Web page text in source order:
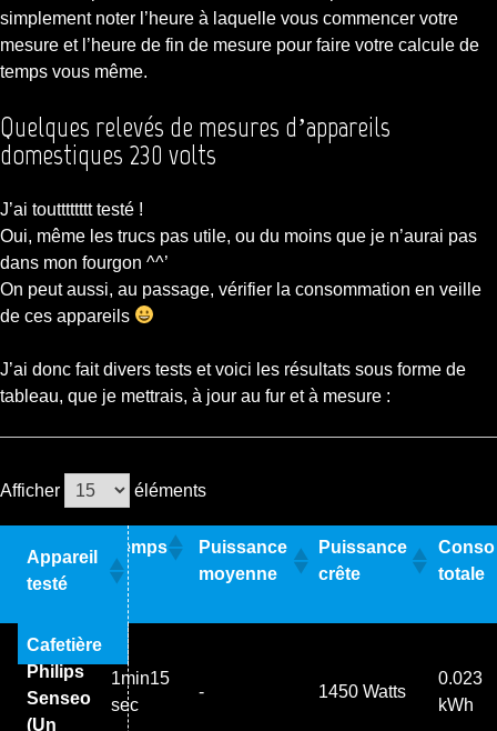
simplement noter l’heure à laquelle vous commencer votre
mesure et l’heure de fin de mesure pour faire votre calcule de
temps vous même.
Quelques relevés de mesures d’appareils
domestiques 230 volts
J’ai toutttttttt testé !
Oui, même les trucs pas utile, ou du moins que je n’aurai pas
dans mon fourgon ^^’
On peut aussi, au passage, vérifier la consommation en veille
de ces appareils
J’ai donc fait divers tests et voici les résultats sous forme de
tableau, que je mettrais, à jour au fur et à mesure :
Afficher éléments
Appareil
testé
Temps
Puissance
moyenne
Puissance
crête
Conso
totale
Cafetière
Philips
Senseo
(Un
1min15
sec
- 1450 Watts
0.023
kWh